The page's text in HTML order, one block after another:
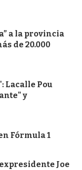
a la provincia
de 20.000
Lacalle Pou
y
Fórmula 1
Joe